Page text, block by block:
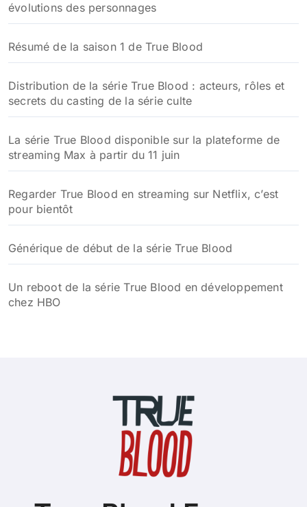
évolutions des personnages
Résumé de la saison 1 de True Blood
Distribution de la série True Blood : acteurs, rôles et
secrets du casting de la série culte
La série True Blood disponible sur la plateforme de
streaming Max à partir du 11 juin
Regarder True Blood en streaming sur Netflix, c’est
pour bientôt
Générique de début de la série True Blood
Un reboot de la série True Blood en développement
chez HBO